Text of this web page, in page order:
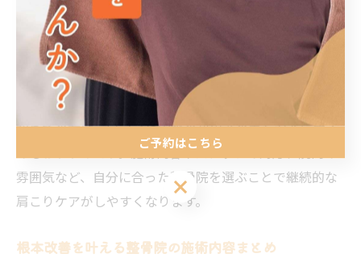
福岡県福岡市博多区西春町の整骨院では、駅近や駐車場
完備などアクセス面の充実もポイント。さらに、平日夜
や週末も施術を受けられる院も多く、仕事や家事の合間
でも無理なく通院が可能です。
初めての方は、口コミや実際の利用者の声を参考にする
のもおすすめです。施術内容やスタッフの対応、院内の
雰囲気など、自分に合った整骨院を選ぶことで継続的な
肩こりケアがしやすくなります。
根本改善を叶える整骨院の施術内容まとめ
ご予約はこちら
ご予約はこちら